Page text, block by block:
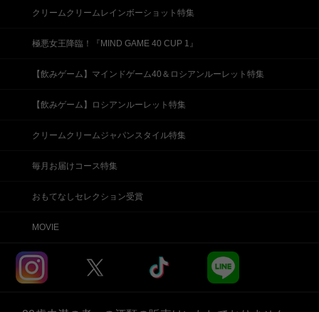
クリームクリームレインボーショット特集
極悪女王降臨！『MIND GAME 40 CUP 1』
【飲みゲーム】マインドゲーム40＆ロシアンルーレット特集
【飲みゲーム】ロシアンルーレット特集
クリームクリームジャパンスタイル特集
毎月お届けコース特集
おもてなしセレクション受賞
MOVIE